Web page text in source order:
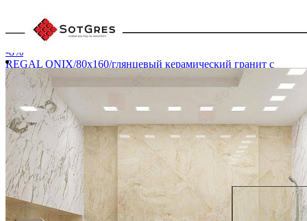
-8%
REGAL ONIX/80х160/глянцевый керамический гранит с
двойной полировкой
Ширина, мм: 800
Длина, мм: 1600
Толщина, мм: 9
4 900 ₽/м2
5 300 ₽/м2
Купить
В избранное В избранном
Сравнить